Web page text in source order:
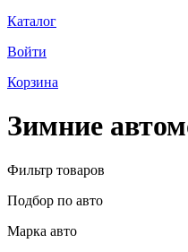
Каталог
Войти
Корзина
Зимние
Фильтр товаров
Подбор по авто
Марка авто